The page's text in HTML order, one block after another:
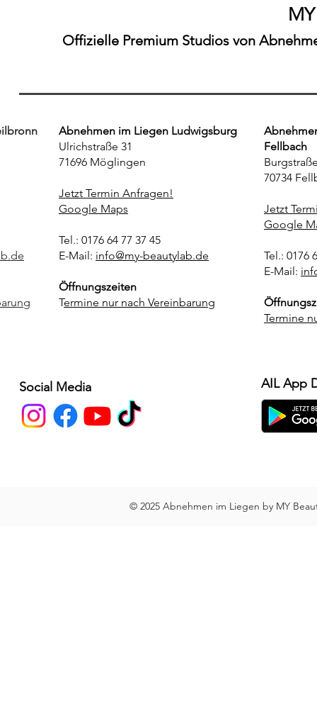
Offizielle Premium Studios von
Abnehmen im Liegen Ludwigsburg
Ulrichstraße 31
71696 Möglingen
Jetzt Termin Anfragen!
Google Maps
Tel.: 0176 64 77 37 45
E-Mail: info@my-beautylab.de
Öffnungszeiten
Termine nur nach Vereinbarung
Fellbach
70734
Jetzt
Google
Tel.: 0176
E-Mail:
Termine
Social Media AIL App
© 2025 Abnehmen im Liegen by MY